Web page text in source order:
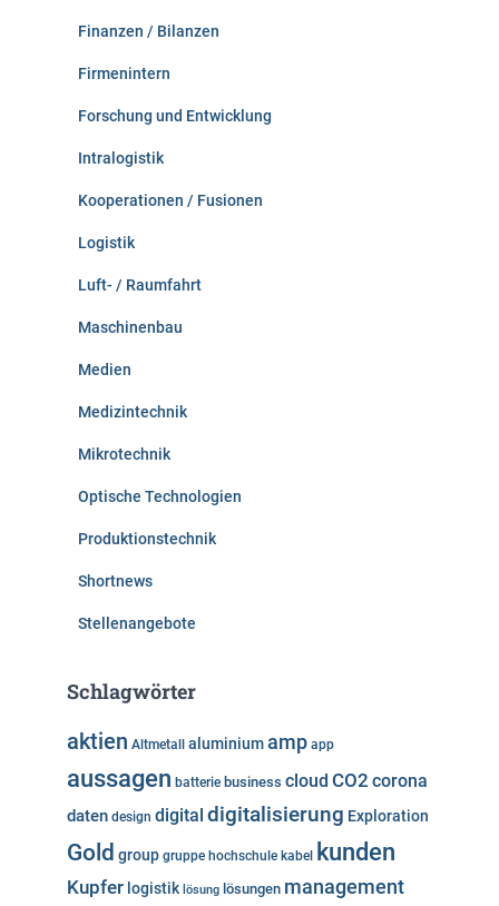
Finanzen / Bilanzen
Firmenintern
Forschung und Entwicklung
Intralogistik
Kooperationen / Fusionen
Logistik
Luft- / Raumfahrt
Maschinenbau
Medien
Medizintechnik
Mikrotechnik
Optische Technologien
Produktionstechnik
Shortnews
Stellenangebote
Schlagwörter
aktien Altmetall aluminiumamp app
aussagen batterie business cloud CO2 corona
daten design digital digitalisierung Exploration
Gold group gruppe hochschule kabel kunden
Kupfer logistik lösung lösungen management